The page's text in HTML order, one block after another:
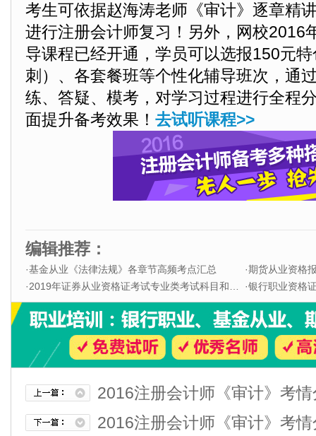
考生可依据赵海涛老师《审计》逐章精
进行注册会计师复习！另外，网校2016
导课程已经开通，学员可以选报150元
刺）、各套餐班等个性化辅导班次，通
练、答疑、模考，对学习过程进行全程
面提升备考效果！ 去试听课程>>
编辑推荐：
·基金从业《法律法规》各章节高频考点汇总 ·期货从业资格
·2019年证券从业资格证考试专业类考试科目和题型 ·银行职业资格证
2016注册会计师《审计》考
2016注册会计师《审计》考